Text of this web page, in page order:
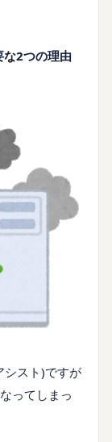
2つの理由
シスト)ですが
ってしまっ